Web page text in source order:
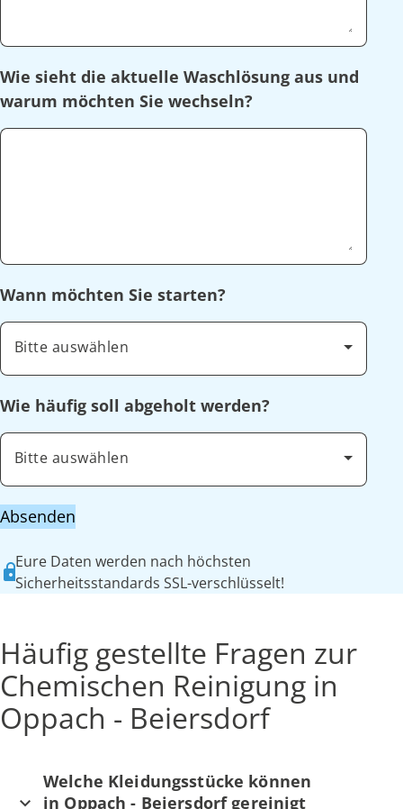
Wie sieht die aktuelle Waschlösung aus und
warum möchten Sie wechseln?
Wann möchten Sie starten?
Bitte auswählen
Wie häufig soll abgeholt werden?
Bitte auswählen
Absenden
Eure Daten werden nach höchsten
Sicherheitsstandards SSL-verschlüsselt!
Häufig gestellte Fragen zur
Chemischen Reinigung in
Oppach - Beiersdorf
Welche Kleidungsstücke können
in Oppach - Beiersdorf gereinigt